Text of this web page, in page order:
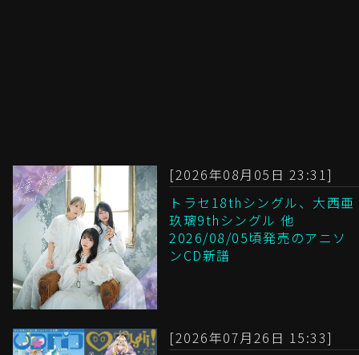
[2026年08月05日 23:31]
トラセ18thシングル、大西亜
玖璃9thシングル 他
2026/08/05頃発売のアニソ
ンCD新譜
[2026年07月26日 15:33]